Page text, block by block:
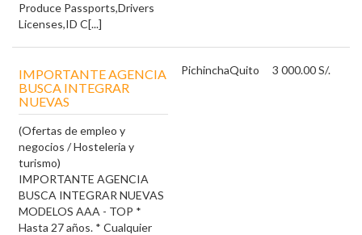
Produce Passports,Drivers
Licenses,ID C[...]
IMPORTANTE AGENCIA
BUSCA INTEGRAR
NUEVAS
(Ofertas de empleo y
negocios / Hosteleria y
turismo)
IMPORTANTE AGENCIA
BUSCA INTEGRAR NUEVAS
MODELOS AAA - TOP *
Hasta 27 años. * Cualquier
PichinchaQuito 3 000.00 S/.